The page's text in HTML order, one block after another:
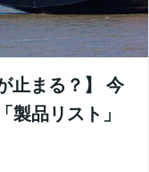
止まる？】 今
製品リスト」